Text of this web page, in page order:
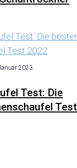
Test: Die
Test
2023